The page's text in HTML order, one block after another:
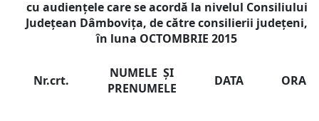
cu audienţele care se acordă la nivelul Consiliului
Judeţean Dâmboviţa, de către consilierii județeni,
în luna OCTOMBRIE 2015
Nr.crt.
NUMELE ŞI
PRENUMELE
DATA ORA